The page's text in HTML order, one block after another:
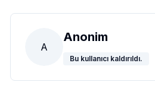
A
Anonim
Bu kullanıcı kaldırıldı.